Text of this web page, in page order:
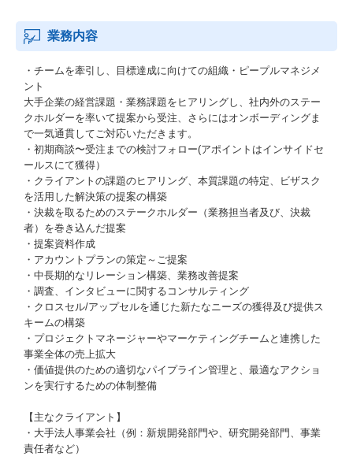
業務内容
・チームを牽引し、目標達成に向けての組織・ピープルマネジメ
ント
大手企業の経営課題・業務課題をヒアリングし、社内外のステー
クホルダーを率いて提案から受注、さらにはオンボーディングま
で一気通貫してご対応いただきます。
・初期商談〜受注までの検討フォロー(アポイントはインサイドセ
ールスにて獲得）
・クライアントの課題のヒアリング、本質課題の特定、ビザスク
を活用した解決策の提案の構築
・決裁を取るためのステークホルダー（業務担当者及び、決裁
者）を巻き込んだ提案
・提案資料作成
・アカウントプランの策定～ご提案
・中長期的なリレーション構築、業務改善提案
・調査、インタビューに関するコンサルティング
・クロスセル/アップセルを通じた新たなニーズの獲得及び提供ス
キームの構築
・プロジェクトマネージャーやマーケティングチームと連携した
事業全体の売上拡大
・価値提供のための適切なパイプライン管理と、最適なアクショ
ンを実行するための体制整備
【主なクライアント】
・大手法人事業会社（例：新規開発部門や、研究開発部門、事業
責任者など）